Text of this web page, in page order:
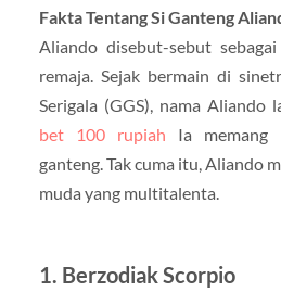
Fakta Tentang Si Ganteng
Aliando disebut-sebut
remaja. Sejak bermain di
Serigala (GGS), nama Aliando
bet 100 rupiah Ia memang
ganteng. Tak cuma itu, Aliando
muda yang multitalenta.
1. Berzodiak Scorpio